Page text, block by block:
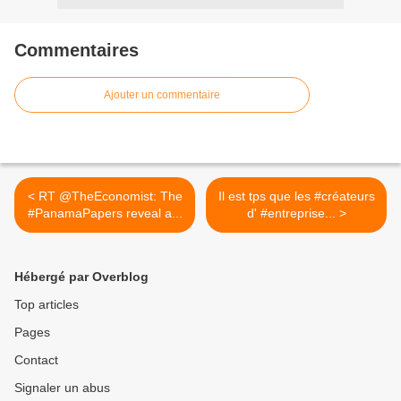
Commentaires
Ajouter un commentaire
< RT @TheEconomist: The
#PanamaPapers reveal a...
Il est tps que les #créateurs
d' #entreprise... >
Hébergé par Overblog
Top articles
Pages
Contact
Signaler un abus